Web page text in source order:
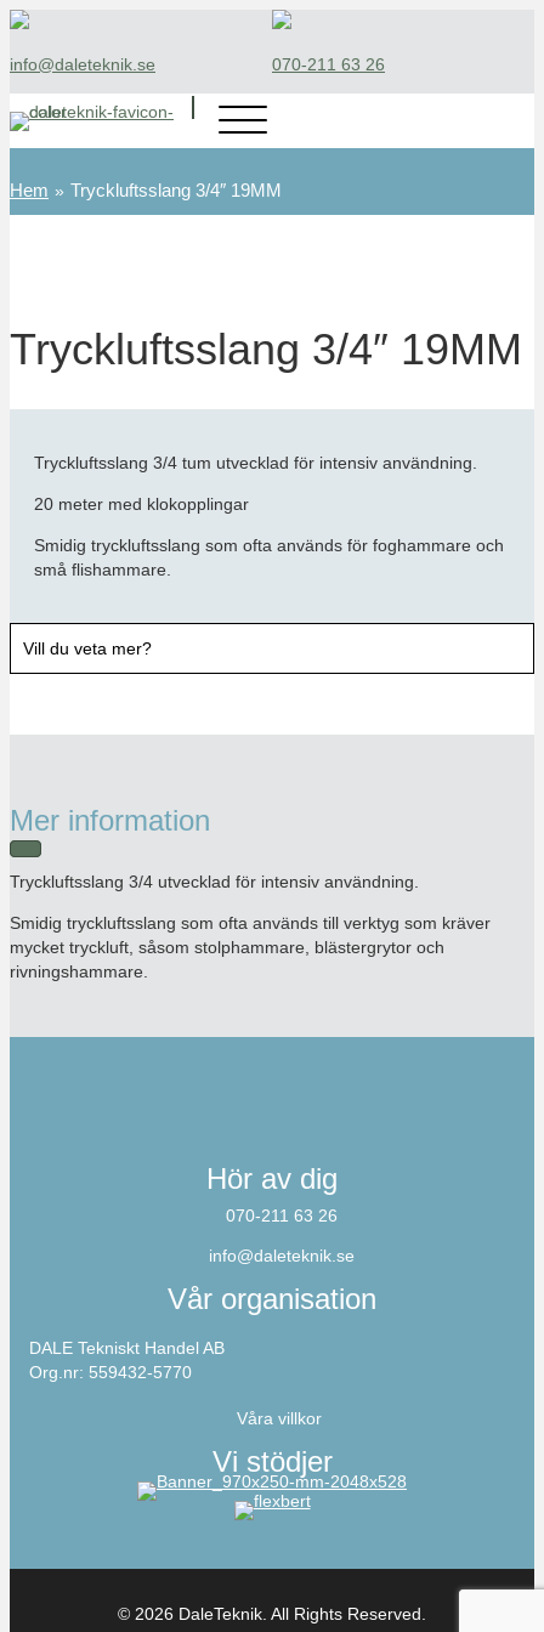
info@daleteknik.se 070-211 63 26‬
Hem » Tryckluftsslang 3/4″ 19MM
Tryckluftsslang 3/4″ 19MM
Tryckluftsslang 3/4 tum utvecklad för intensiv användning.
20 meter med klokopplingar
Smidig tryckluftsslang som ofta används för foghammare och
små flishammare.
Vill du veta mer?
Mer information
Tryckluftsslang 3/4 utvecklad för intensiv användning.
Smidig tryckluftsslang som ofta används till verktyg som kräver
mycket tryckluft, såsom stolphammare, blästergrytor och
rivningshammare.
Hör av dig
070-211 63 26
info@daleteknik.se
Vår organisation
DALE Tekniskt Handel AB
Org.nr: 559432-5770
Våra villkor
Vi stödjer
© 2026 DaleTeknik. All Rights Reserved.